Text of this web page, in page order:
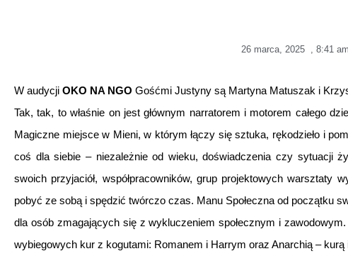
26 marca, 2025 , 8:41 am
W audycji OKO NA NGO Gośćmi Justyny są Martyna Matuszak i
Tak, tak, to właśnie on jest głównym narratorem i motorem całego
Magiczne miejsce w Mieni, w którym łączy się sztuka, rękodzieło i
coś dla siebie – niezależnie od wieku, doświadczenia czy sytuacji
swoich przyjaciół, współpracowników, grup projektowych warsztaty
pobyć ze sobą i spędzić twórczo czas. Manu Społeczna od początku
dla osób zmagających się z wykluczeniem społecznym i
wybiegowych kur z kogutami: Romanem i Harrym oraz Anarchią – kurą